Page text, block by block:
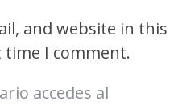
and website in this
I comment.
accedes al